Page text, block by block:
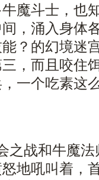
魔斗士，也
，涌入身体
？的幻境迷
，而且咬住
一个吃素这
之战和牛魔
地吼叫着，